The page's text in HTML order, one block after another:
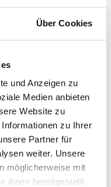
Über Cookies
und Anzeigen zu
Medien anbieten
Website zu
zu Ihrer
Partner für
weiter. Unsere
möglicherweise mit
ihnen bereitgestellt